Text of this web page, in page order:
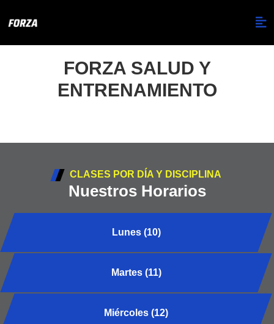
FORZA SALUD Y
ENTRENAMIENTO
CLASES POR DÍA Y DISCIPLINA
Nuestros Horarios
Lunes (10)
Martes (11)
Miércoles (12)